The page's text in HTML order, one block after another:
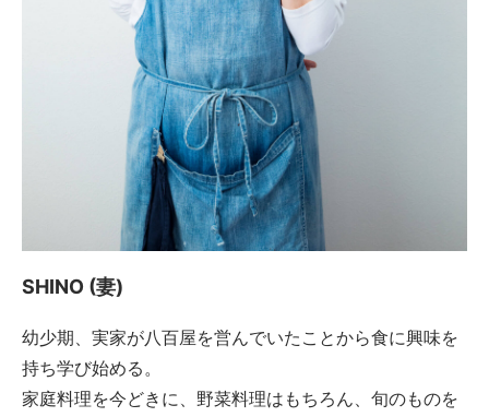
SHINO (妻)
幼少期、実家が八百屋を営んでいたことから食に興味を
持ち学び始める。
家庭料理を今どきに、野菜料理はもちろん、旬のものを